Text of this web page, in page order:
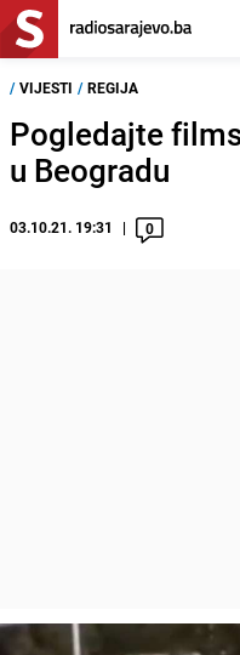
/ VIJESTI / REGIJA
Pogledajte
u Beogradu
03.10.21. 19:31 0